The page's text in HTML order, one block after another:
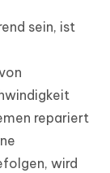
sein, ist
repariert
wird